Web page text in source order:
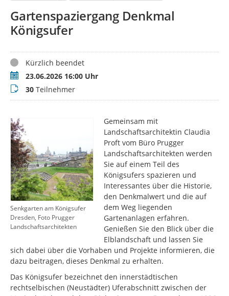
Gartenspaziergang Denkmal
Königsufer
StatusKürzlich beendet
Termin23.06.2026 16:00 Uhr
Teilnehmer
30 Teilnehmer
Senkgarten am Königsufer
Dresden, Foto Prugger
Landschaftsarchitekten
Gemeinsam mit
Landschaftsarchitektin Claudia
Proft vom Büro Prugger
Landschaftsarchitekten werden
Sie auf einem Teil des
Königsufers spazieren und
Interessantes über die Historie,
den Denkmalwert und die auf
dem Weg liegenden
Gartenanlagen erfahren.
Genießen Sie den Blick über die
Elblandschaft und lassen Sie
sich dabei über die Vorhaben und Projekte informieren, die
dazu beitragen, dieses Denkmal zu erhalten.
Das Königsufer bezeichnet den innerstädtischen
rechtselbischen (Neustädter) Uferabschnitt zwischen der